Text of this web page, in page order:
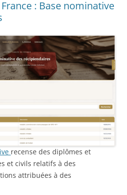
: Base nominative
recense des diplômes et
et civils relatifs à des
attribuées à des